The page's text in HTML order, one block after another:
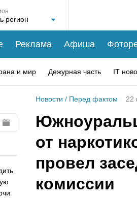
Реклама Афиша
и мир Дежурная часть IT
Новости / Перед фактом 22
от
провел
комиссии